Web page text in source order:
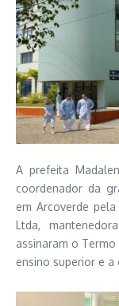
A prefeita
coordenador da
em Arcoverde
Ltda,
assinaram o
ensino superior e